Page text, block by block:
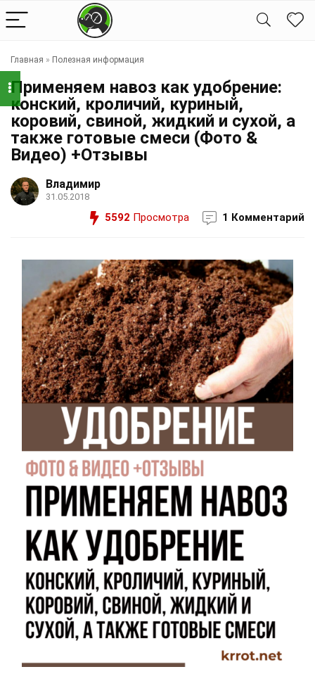
Главная » Полезная информация
Применяем навоз как удобрение:
конский, кроличий, куриный,
коровий, свиной, жидкий и сухой, а
также готовые смеси (Фото &
Видео) +Отзывы
Владимир
31.05.2018
5592 Просмотра 1 Комментарий